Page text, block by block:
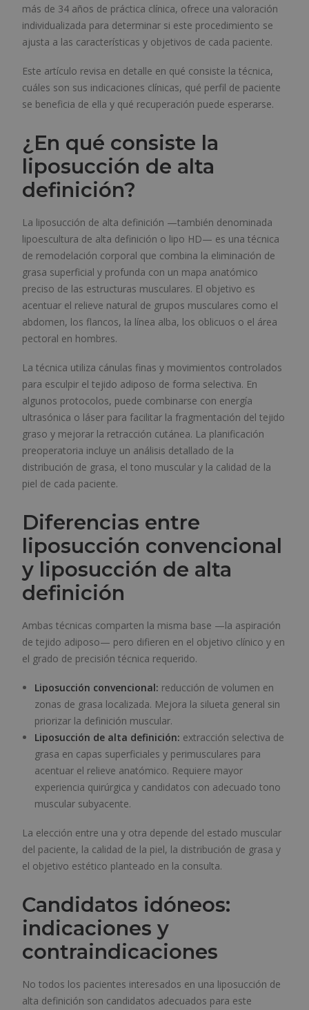
más de 34 años de práctica clínica, ofrece una valoración
individualizada para determinar si este procedimiento se
ajusta a las características y objetivos de cada paciente.
Este artículo revisa en detalle en qué consiste la técnica,
cuáles son sus indicaciones clínicas, qué perfil de paciente
se beneficia de ella y qué recuperación puede esperarse.
¿En qué consiste la
liposucción de alta
definición?
La liposucción de alta definición —también denominada
lipoescultura de alta definición o lipo HD— es una técnica
de remodelación corporal que combina la eliminación de
grasa superficial y profunda con un mapa anatómico
preciso de las estructuras musculares. El objetivo es
acentuar el relieve natural de grupos musculares como el
abdomen, los flancos, la línea alba, los oblicuos o el área
pectoral en hombres.
La técnica utiliza cánulas finas y movimientos controlados
para esculpir el tejido adiposo de forma selectiva. En
algunos protocolos, puede combinarse con energía
ultrasónica o láser para facilitar la fragmentación del tejido
graso y mejorar la retracción cutánea. La planificación
preoperatoria incluye un análisis detallado de la
distribución de grasa, el tono muscular y la calidad de la
piel de cada paciente.
Diferencias entre
liposucción convencional
y liposucción de alta
definición
Ambas técnicas comparten la misma base —la aspiración
de tejido adiposo— pero difieren en el objetivo clínico y en
el grado de precisión técnica requerido.
Liposucción convencional: reducción de volumen en
zonas de grasa localizada. Mejora la silueta general sin
priorizar la definición muscular.
Liposucción de alta definición: extracción selectiva de
grasa en capas superficiales y perimusculares para
acentuar el relieve anatómico. Requiere mayor
experiencia quirúrgica y candidatos con adecuado tono
muscular subyacente.
La elección entre una y otra depende del estado muscular
del paciente, la calidad de la piel, la distribución de grasa y
el objetivo estético planteado en la consulta.
Candidatos idóneos:
indicaciones y
contraindicaciones
No todos los pacientes interesados en una liposucción de
alta definición son candidatos adecuados para este